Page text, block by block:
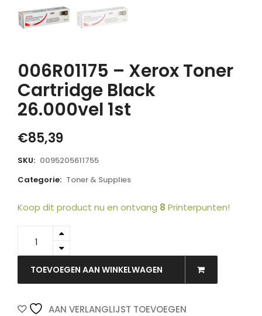
006R01175 – Xerox Toner
Cartridge Black
26.000vel 1st
€85,39
SKU: 0095205611755
Categorie: Toner & Supplies
Koop dit product nu en ontvang 8 Printerpunten!
006R01175
Xerox
Toner
Cartridge
26.000vel
TOEVOEGEN AAN WINKELWAGEN
AAN VERLANGLIJST TOEVOEGEN